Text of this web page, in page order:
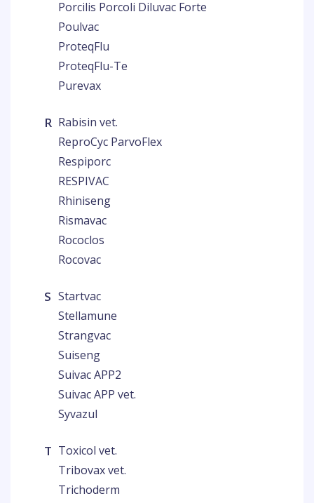
Porcilis Porcoli Diluvac Forte
Poulvac
ProteqFlu
ProteqFlu-Te
Purevax
R Rabisin vet.
ReproCyc ParvoFlex
Respiporc
RESPIVAC
Rhiniseng
Rismavac
Rococlos
Rocovac
S Startvac
Stellamune
Strangvac
Suiseng
Suivac APP2
Suivac APP vet.
Syvazul
T Toxicol vet.
Tribovax vet.
Trichoderm